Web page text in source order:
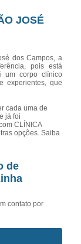
JOSÉ
dos Campos, a
pois está
um corpo clínico
experientes, que
cada uma de
já foi
CLÍNICA
opções. Saiba
de
contato por